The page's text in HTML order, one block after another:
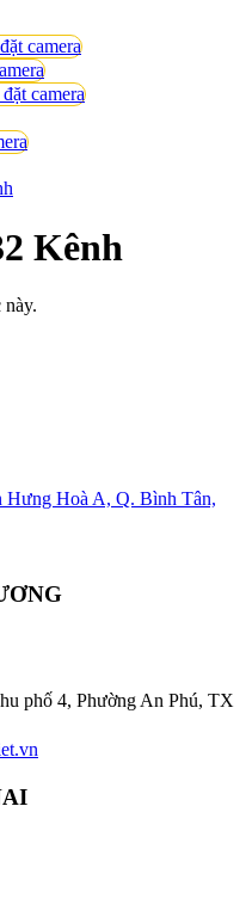
Kênh
này.
Hưng Hoà A, Q. Bình Tân,
phố 4, Phường An Phú, TX